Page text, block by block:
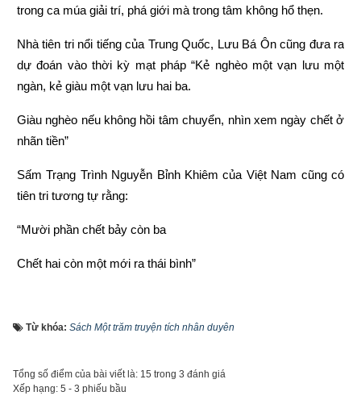
trong ca múa giải trí, phá giới mà trong tâm không hổ thẹn.
Nhà tiên tri nổi tiếng của Trung Quốc, Lưu Bá Ôn cũng đưa ra
dự đoán vào thời kỳ mạt pháp “Kẻ nghèo một vạn lưu một
ngàn, kẻ giàu một vạn lưu hai ba.
Giàu nghèo nếu không hồi tâm chuyển, nhìn xem ngày chết ở
nhãn tiền”
Sấm Trạng Trình Nguyễn Bỉnh Khiêm của Việt Nam cũng có
tiên tri tương tự rằng:
“Mười phần chết bảy còn ba
Chết hai còn một mới ra thái bình”
an”
Từ khóa: Sách Một trăm truyện tích nhân duyên
Tổng số điểm của bài viết là: 15 trong 3 đánh giá
Xếp hạng: 5 - 3 phiếu bầu